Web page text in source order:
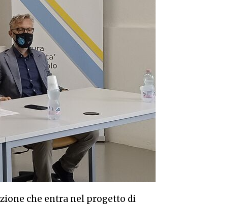
che entra nel progetto di